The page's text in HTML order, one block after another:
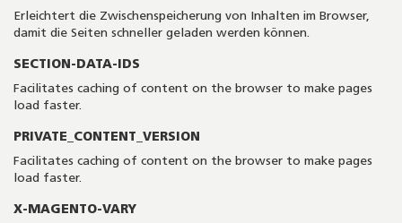
Erleichtert die Zwischenspeicherung von Inhalten im Browser,
damit die Seiten schneller geladen werden können.
SECTION-DATA-IDS
Facilitates caching of content on the browser to make pages
load faster.
PRIVATE_CONTENT_VERSION
Facilitates caching of content on the browser to make pages
load faster.
X-MAGENTO-VARY